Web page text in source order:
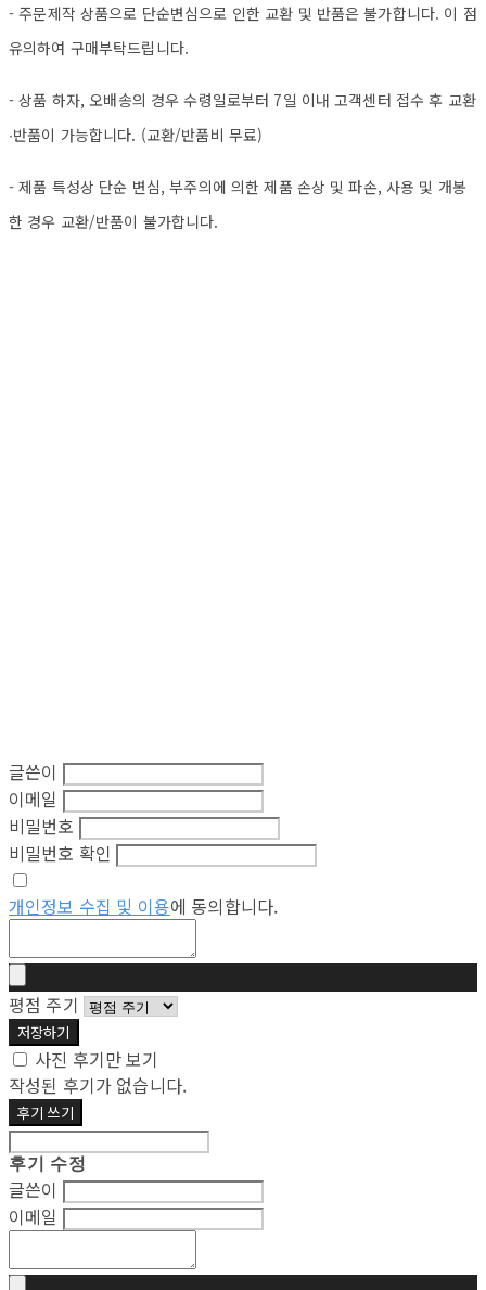
- 주문제작 상품으로 단순변심으로 인한 교환 및 반품은 불가합니다. 이 점
유의하여 구매부탁드립니다.
- 상품 하자, 오배송의 경우 수령일로부터 7일 이내 고객센터 접수 후 교환
∙반품이 가능합니다. (교환/반품비 무료)
- 제품 특성상 단순 변심, 부주의에 의한 제품 손상 및 파손, 사용 및 개봉
한 경우 교환/반품이 불가합니다.
글쓴이
이메일
비밀번호
비밀번호 확인
개인정보 수집 및 이용에 동의합니다.
평점 주기
저장하기
사진 후기만 보기
작성된 후기가 없습니다.
후기 쓰기
후기 수정
글쓴이
이메일